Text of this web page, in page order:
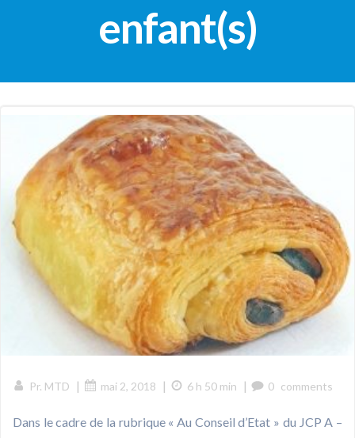
enfant(s)
Pr. MTD | mai 2, 2018 | 6 h 50 min | 0 comments
Dans le cadre de la rubrique « Au Conseil d’Etat » du JCP A –